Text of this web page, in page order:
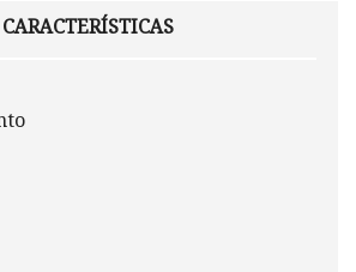
CARACTERÍSTICAS